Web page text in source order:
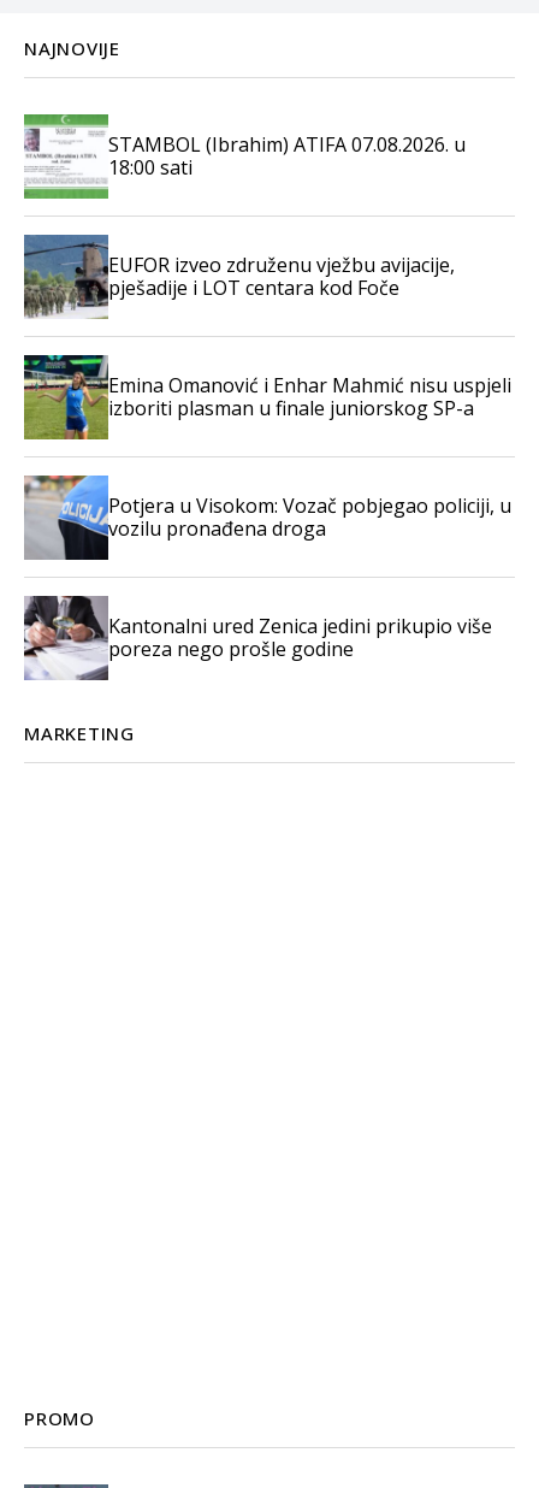
NAJNOVIJE
STAMBOL (Ibrahim) ATIFA 07.08.2026. u
18:00 sati
EUFOR izveo združenu vježbu avijacije,
pješadije i LOT centara kod Foče
Emina Omanović i Enhar Mahmić nisu uspjeli
izboriti plasman u finale juniorskog SP-a
Potjera u Visokom: Vozač pobjegao policiji, u
vozilu pronađena droga
Kantonalni ured Zenica jedini prikupio više
poreza nego prošle godine
MARKETING
PROMO